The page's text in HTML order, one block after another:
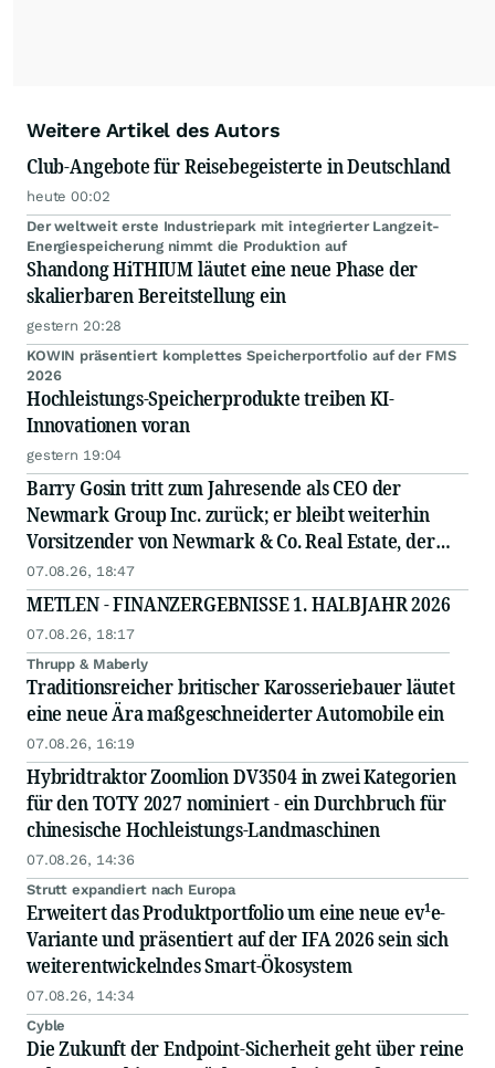
Weitere Artikel des Autors
Club-Angebote für Reisebegeisterte in Deutschland
heute 00:02
Der weltweit erste Industriepark mit integrierter Langzeit-
Energiespeicherung nimmt die Produktion auf
Shandong HiTHIUM läutet eine neue Phase der
skalierbaren Bereitstellung ein
gestern 20:28
KOWIN präsentiert komplettes Speicherportfolio auf der FMS
2026
Hochleistungs-Speicherprodukte treiben KI-
Innovationen voran
gestern 19:04
Barry Gosin tritt zum Jahresende als CEO der
Newmark Group Inc. zurück; er bleibt weiterhin
Vorsitzender von Newmark & Co. Real Estate, der
operativen Gesellschaft von Newmark
07.08.26, 18:47
METLEN - FINANZERGEBNISSE 1. HALBJAHR 2026
07.08.26, 18:17
Thrupp & Maberly
Traditionsreicher britischer Karosseriebauer läutet
eine neue Ära maßgeschneiderter Automobile ein
07.08.26, 16:19
Hybridtraktor Zoomlion DV3504 in zwei Kategorien
für den TOTY 2027 nominiert - ein Durchbruch für
chinesische Hochleistungs-Landmaschinen
07.08.26, 14:36
Strutt expandiert nach Europa
Erweitert das Produktportfolio um eine neue ev¹e-
Variante und präsentiert auf der IFA 2026 sein sich
weiterentwickelndes Smart-Ökosystem
07.08.26, 14:34
Cyble
Die Zukunft der Endpoint-Sicherheit geht über reine